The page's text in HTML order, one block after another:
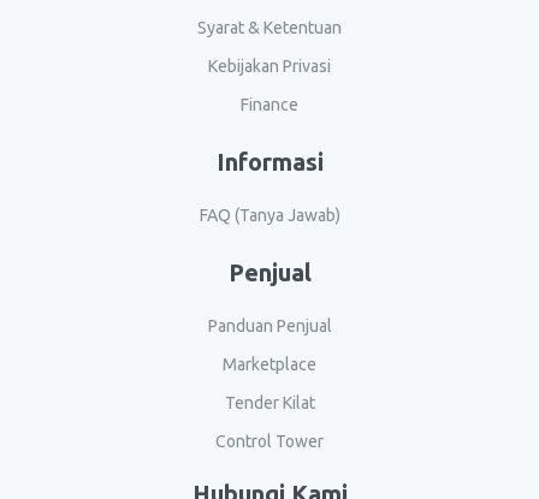
Syarat & Ketentuan
Kebijakan Privasi
Finance
Informasi
FAQ (Tanya Jawab)
Penjual
Panduan Penjual
Marketplace
Tender Kilat
Control Tower